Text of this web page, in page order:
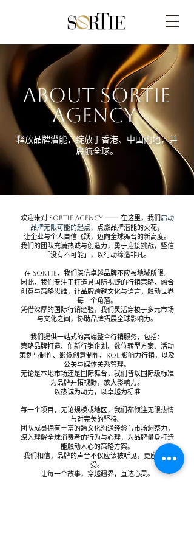
About SORTIE
Agency
释放品牌潜能，绽放于香港、中国内地，并
启航全球。
欢迎来到 SORTIE Agency —— 在这里，我们 启动
品牌无限可能的起点，
点燃品牌潜能的火花，
让企业与个人自信飞跃，迈向全球舞台的新高度。
我们的团队充满热诚与创造力，勇于迎接挑战，坚信
「没有不可能」，以行动缔造非凡。
在 SORTIE，我们深信卓越品牌不应被地域所限。
因此，我们专注于打造具国际视野的行销策略，融合
创意与策略思维，让品牌跨越文化与语言，触动世界
每一个角落。
凭借深厚的国际行销经验，我们灵活穿梭于多元市场
与文化之间，协助品牌拓展全球影响力。
我们提供一站式的高端整合行销服务，包括：
策略品牌打造、创新行销企划、数位转型方案、活动
策划与制作、影像创意制作、KOL 影响力行销，以及
公关与媒体关系管理。
无论是本地市场还是国际舞台，我们皆以国际级标准
为品牌开拓视野，放大影响力。
以热诚为动力，以卓越为标准
每一个项目，无论规模或地区，我们都倾注无限热情
与对完美的坚持。
团队成员拥有丰富的跨文化沟通经验与市场洞察力，
深入理解全球消费者的行为与心理，为品牌量身打造
能触动人心的策略方案。
我们相信，品牌的声音不仅应该被听见，更应被感
受。
让每一个故事，穿越疆界，直达心灵。